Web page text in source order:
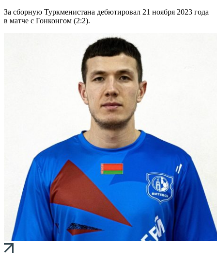
За сборную Туркменистана дебютировал 21 ноября 2023 года
в матче с Гонконгом (2:2).